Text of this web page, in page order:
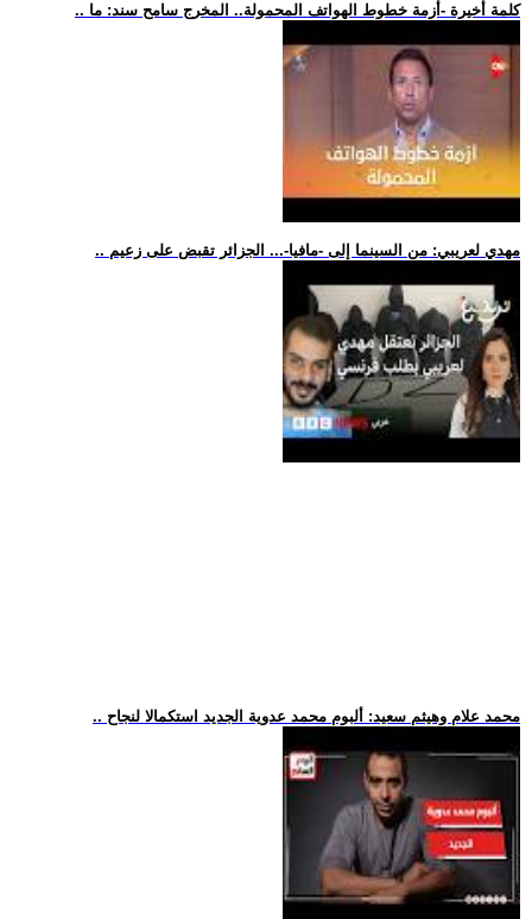
.. كلمة أخيرة -أزمة خطوط الهواتف المحمولة.. المخرج سامح سند: ما
.. مهدي لعريبي: من السينما إلى -مافيا-... الجزائر تقبض على زعيم
.. محمد علام وهيثم سعيد: ألبوم محمد عدوية الجديد استكمالا لنجاح